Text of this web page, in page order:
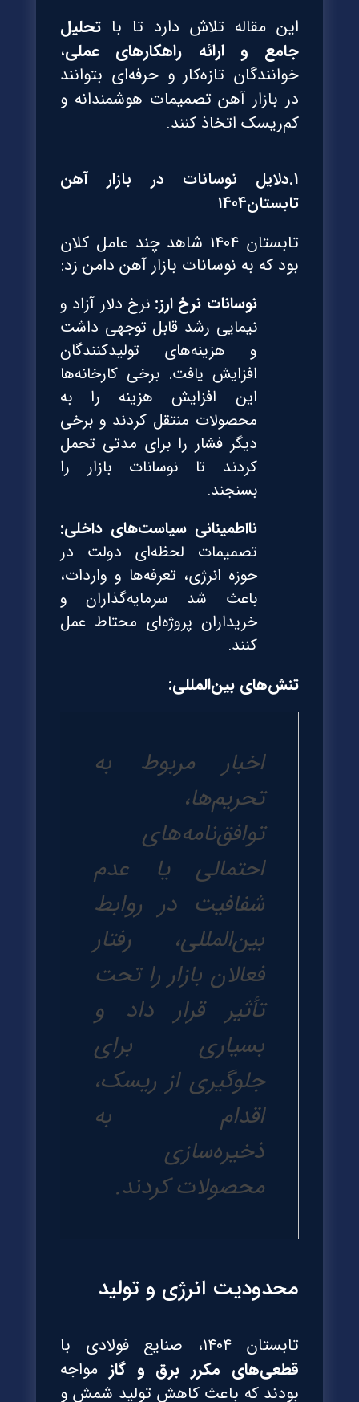
این مقاله تلاش دارد تا با تحلیل
جامع و ارائه راهکارهای عملی،
خوانندگان تازه‌کار و حرفه‌ای بتوانند
در بازار آهن تصمیمات هوشمندانه و
کم‌ریسک اتخاذ کنند.
1.دلایل نوسانات در بازار آهن
تابستان1404
تابستان ۱۴۰۴ شاهد چند عامل کلان
بود که به نوسانات بازار آهن دامن زد:
نوسانات نرخ ارز: نرخ دلار آزاد و
نیمایی رشد قابل توجهی داشت
و هزینه‌های تولیدکنندگان
افزایش یافت. برخی کارخانه‌ها
این افزایش هزینه را به
محصولات منتقل کردند و برخی
دیگر فشار را برای مدتی تحمل
کردند تا نوسانات بازار را
بسنجند.
نااطمینانی سیاست‌های داخلی:
تصمیمات لحظه‌ای دولت در
حوزه انرژی، تعرفه‌ها و واردات،
باعث شد سرمایه‌گذاران و
خریداران پروژه‌ای محتاط عمل
کنند.
تنش‌های بین‌المللی:
اخبار مربوط به
تحریم‌ها،
توافق‌نامه‌های
احتمالی یا عدم
شفافیت در روابط
بین‌المللی، رفتار
فعالان بازار را تحت
تأثیر قرار داد و
بسیاری برای
جلوگیری از ریسک،
اقدام به
ذخیره‌سازی
محصولات کردند.
محدودیت انرژی و تولید
تابستان ۱۴۰۴، صنایع فولادی با
قطعی‌های مکرر برق و گاز مواجه
بودند که باعث کاهش تولید شمش و